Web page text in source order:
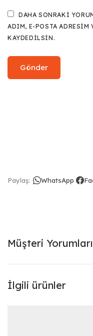
DAHA SONRAKI
ADIM, E-POSTA ADRESIM
KAYDEDILSIN.
Paylaş: WhatsApp
Müşteri Yorumları
İlgili ürünler